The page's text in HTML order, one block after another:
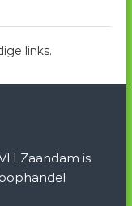
links.
Zaandam is